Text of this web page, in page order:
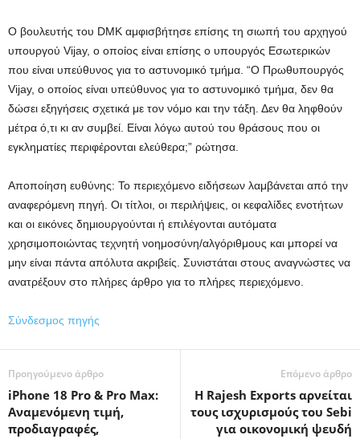
Ο βουλευτής του DMK αμφισβήτησε επίσης τη σιωπή του αρχηγού
υπουργού Vijay, ο οποίος είναι επίσης ο υπουργός Εσωτερικών
που είναι υπεύθυνος για το αστυνομικό τμήμα. “Ο Πρωθυπουργός
Vijay, ο οποίος είναι υπεύθυνος για το αστυνομικό τμήμα, δεν θα
δώσει εξηγήσεις σχετικά με τον νόμο και την τάξη. Δεν θα ληφθούν
μέτρα ό,τι κι αν συμβεί. Είναι λόγω αυτού του θράσους που οι
εγκληματίες περιφέρονται ελεύθερα;” ρώτησα.
Αποποίηση ευθύνης: Το περιεχόμενο ειδήσεων λαμβάνεται από την
αναφερόμενη πηγή. Οι τίτλοι, οι περιλήψεις, οι κεφαλίδες ενοτήτων
και οι εικόνες δημιουργούνται ή επιλέγονται αυτόματα
χρησιμοποιώντας τεχνητή νοημοσύνη/αλγόριθμους και μπορεί να
μην είναι πάντα απόλυτα ακριβείς. Συνιστάται στους αναγνώστες να
ανατρέξουν στο πλήρες άρθρο για το πλήρες περιεχόμενο.
Σύνδεσμος πηγής
Προηγούμενο άρθρο
iPhone 18 Pro & Pro Max:
Αναμενόμενη τιμή,
προδιαγραφές,
Επόμενο άρθρο
Η Rajesh Exports αρνείται
τους ισχυρισμούς του Sebi
για οικονομική ψευδή